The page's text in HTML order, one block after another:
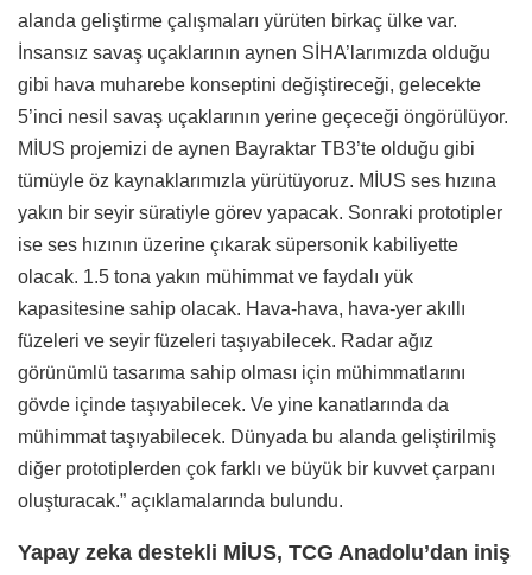
alanda geliştirme çalışmaları yürüten birkaç ülke var.
İnsansız savaş uçaklarının aynen SİHA’larımızda olduğu
gibi hava muharebe konseptini değiştireceği, gelecekte
5’inci nesil savaş uçaklarının yerine geçeceği öngörülüyor.
MİUS projemizi de aynen Bayraktar TB3’te olduğu gibi
tümüyle öz kaynaklarımızla yürütüyoruz. MİUS ses hızına
yakın bir seyir süratiyle görev yapacak. Sonraki prototipler
ise ses hızının üzerine çıkarak süpersonik kabiliyette
olacak. 1.5 tona yakın mühimmat ve faydalı yük
kapasitesine sahip olacak. Hava-hava, hava-yer akıllı
füzeleri ve seyir füzeleri taşıyabilecek. Radar ağız
görünümlü tasarıma sahip olması için mühimmatlarını
gövde içinde taşıyabilecek. Ve yine kanatlarında da
mühimmat taşıyabilecek. Dünyada bu alanda geliştirilmiş
diğer prototiplerden çok farklı ve büyük bir kuvvet çarpanı
oluşturacak.” açıklamalarında bulundu.
Yapay zeka destekli MİUS, TCG Anadolu’dan iniş